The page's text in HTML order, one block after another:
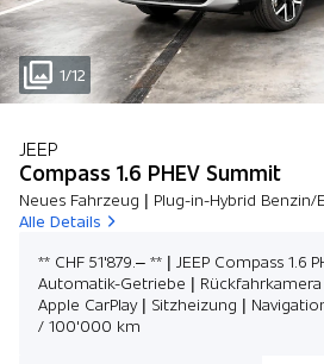
1/12
JEEP
Compass 1.6 PHEV Summit
Neues Fahrzeug | Plug-in-Hybrid Benzin/
Alle Details
** CHF 51'879.– ** | JEEP Compass 1.6
Automatik-Getriebe | Rückfahrkamera
Apple CarPlay | Sitzheizung |
/ 100'000 km